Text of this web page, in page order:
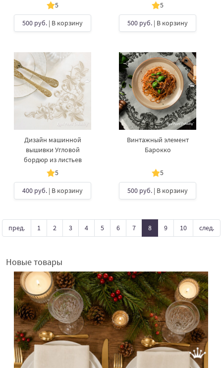
5
500 руб. | В корзину
5
500 руб. | В корзину
Дизайн машинной
вышивки Угловой
бордюр из листьев
5
400 руб. | В корзину
Винтажный элемент
Барокко
5
500 руб. | В корзину
пред. 1 2 3 4 5 6 7 8 9 10 след.
Новые товары